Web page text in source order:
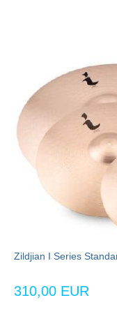
Zildjian I Series
310,00 EUR